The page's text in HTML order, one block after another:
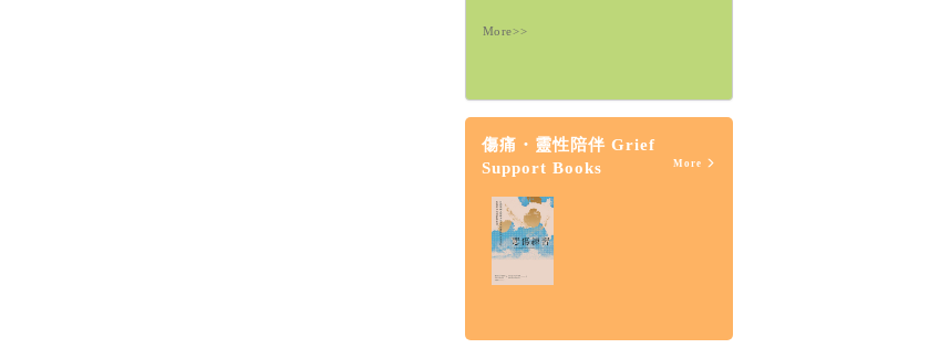
More>>
傷痛・靈性陪伴 Grief
Support Books
More
×情緒共存×人際關係